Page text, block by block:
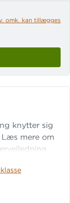
omk. kan tillægges
knytter sig
mere om
side-til-